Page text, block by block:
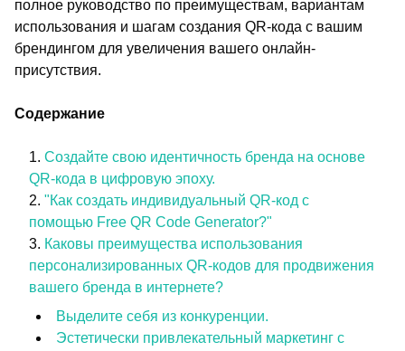
полное руководство по преимуществам, вариантам
использования и шагам создания QR-кода с вашим
брендингом для увеличения вашего онлайн-
присутствия.
Содержание
Создайте свою идентичность бренда на основе
QR-кода в цифровую эпоху.
"Как создать индивидуальный QR-код с
помощью Free QR Code Generator?"
Каковы преимущества использования
персонализированных QR-кодов для продвижения
вашего бренда в интернете?
Выделите себя из конкуренции.
Эстетически привлекательный маркетинг с